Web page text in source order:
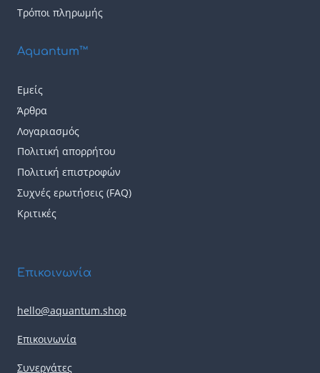
Τρόποι πληρωμής
Aquantum™
Εμείς
Άρθρα
Λογαριασμός
Πολιτική απορρήτου
Πολιτική επιστροφών
Συχνές ερωτήσεις (FAQ)
Κριτικές
Επικοινωνία
hello@aquantum.shop
Επικοινωνία
Συνεργάτες